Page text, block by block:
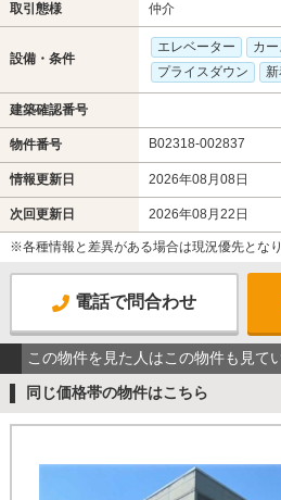
取引態様 仲介
設備・条件
エレベーター
カ
プライスダウン
建築確認番号
物件番号 B02318-002837
情報更新日 2026年08月08日
次回更新日 2026年08月22日
※各種情報と差異がある場合は現況優先とな
電話で問合わせ
この物件を見た人はこの物件も見て
同じ価格帯の物件はこちら